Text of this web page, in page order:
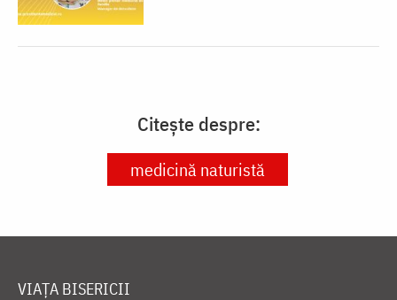
Citește despre:
medicină naturistă
VIAȚA BISERICII